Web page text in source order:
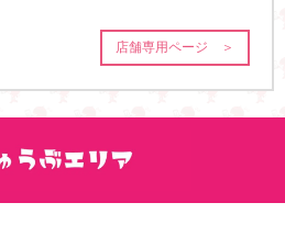
店舗専用ページ ＞